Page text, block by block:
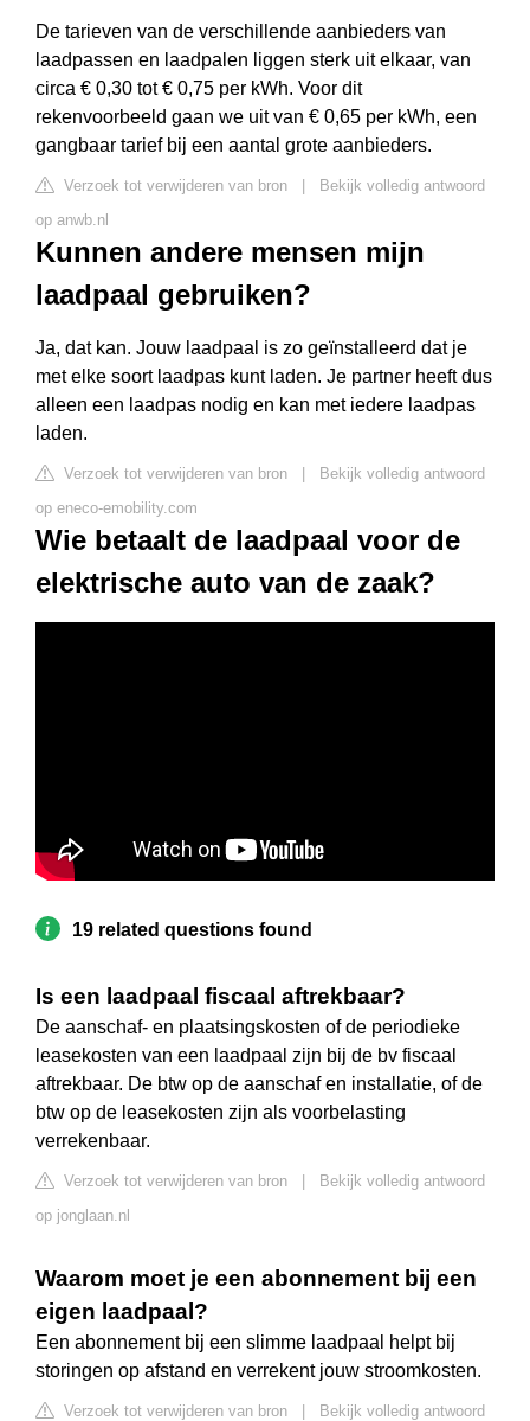
De tarieven van de verschillende aanbieders van
laadpassen en laadpalen liggen sterk uit elkaar, van
circa € 0,30 tot € 0,75 per kWh. Voor dit
rekenvoorbeeld gaan we uit van € 0,65 per kWh, een
gangbaar tarief bij een aantal grote aanbieders.
Verzoek tot verwijderen van bron
Bekijk volledig antwoord
op anwb.nl
Kunnen andere mensen mijn
laadpaal gebruiken?
Ja, dat kan. Jouw laadpaal is zo geïnstalleerd dat je
met elke soort laadpas kunt laden. Je partner heeft dus
alleen een laadpas nodig en kan met iedere laadpas
laden.
Verzoek tot verwijderen van bron
Bekijk volledig antwoord
op eneco-emobility.com
Wie betaalt de laadpaal voor de
elektrische auto van de zaak?
19 related questions found
Is een laadpaal fiscaal aftrekbaar?
De aanschaf- en plaatsingskosten of de periodieke
leasekosten van een laadpaal zijn bij de bv fiscaal
aftrekbaar. De btw op de aanschaf en installatie, of de
btw op de leasekosten zijn als voorbelasting
verrekenbaar.
Verzoek tot verwijderen van bron
Bekijk volledig antwoord
op jonglaan.nl
Waarom moet je een abonnement bij een
eigen laadpaal?
Een abonnement bij een slimme laadpaal helpt bij
storingen op afstand en verrekent jouw stroomkosten.
Verzoek tot verwijderen van bron Bekijk volledig antwoord